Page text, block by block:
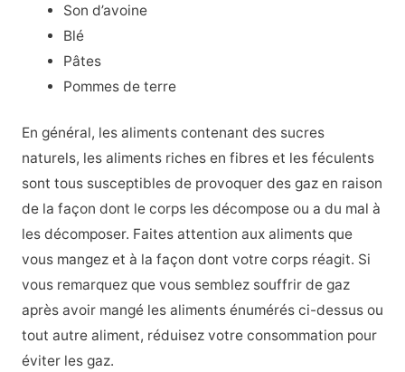
Son d’avoine
Blé
Pâtes
Pommes de terre
En général, les aliments contenant des sucres
naturels, les aliments riches en fibres et les féculents
sont tous susceptibles de provoquer des gaz en raison
de la façon dont le corps les décompose ou a du mal à
les décomposer. Faites attention aux aliments que
vous mangez et à la façon dont votre corps réagit. Si
vous remarquez que vous semblez souffrir de gaz
après avoir mangé les aliments énumérés ci-dessus ou
tout autre aliment, réduisez votre consommation pour
éviter les gaz.